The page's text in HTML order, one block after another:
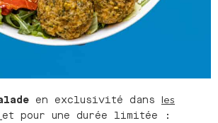
en exclusivité dans
les
et pour une durée limitée :